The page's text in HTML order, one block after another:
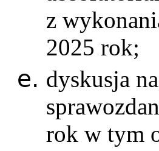
z
2025 rok;
dyskusja
rok w tym